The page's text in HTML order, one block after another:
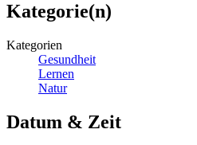
Kategorie(n)
Kategorien
Gesundheit
Lernen
Natur
Datum & Zeit